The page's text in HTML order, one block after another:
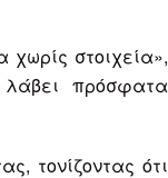
χωρίς στοιχεία»,
λάβει πρόσφατα
τονίζοντας ότι